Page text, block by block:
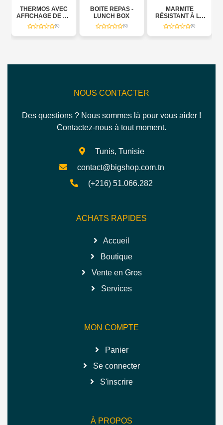
THERMOS AVEC
AFFICHAGE DE LA
TEMPÉRATURE
(0)
BOITE REPAS -
LUNCH BOX
(0)
MARMITE
RÉSISTANT À LA
CHALEUR
(0)
NOUS CONTACTER
Des questions ? Nous sommes là pour vous aider !
Contactez-nous à tout moment.
Tunis, Tunisie
contact@bigshop.com.tn
(+216) 51.066.282
ACHATS RAPIDES
Accueil
Boutique
Vente en Gros
Services
MON COMPTE
Panier
Se connecter
S'inscrire
À PROPOS